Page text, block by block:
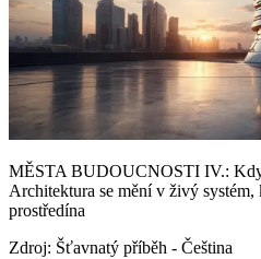
MĚSTA BUDOUCNOSTI IV.:
Architektura se mění v živý
prostředína
Zdroj: Šťavnatý příběh - Čeština